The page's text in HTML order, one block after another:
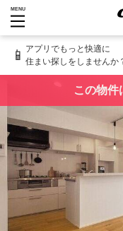
MENU
📱 アプリでもっと快適に
住まい探しをしませんか
この物件